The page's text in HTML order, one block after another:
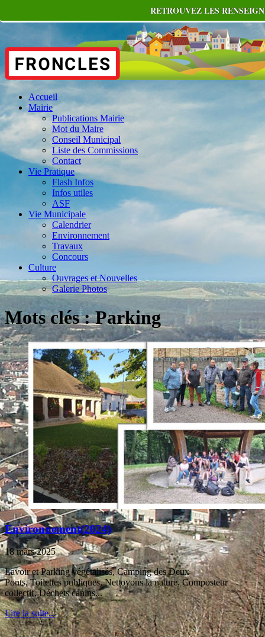
Accueil
Mairie
Publications Mairie
Mot du Maire
Conseil Municipal
Liste des Commissions
Contact
Vie Pratique
Flash Infos
Infos utiles
ASF
Vie Municipale
Calendrier
Environnement
Travaux
Concours
Culture
Ouvrages et Nouvelles
Galerie Photos
Mots clés : Parking
Environnement(2024)
18 mars 2025
Lavoir et Parking végétalisés, Camping des Deux
Ponts, Toilettes publiques, Nettoyons la nature, Composteur
collectif, Déchets canins...
Lire la suite...
RETROUVEZ LES